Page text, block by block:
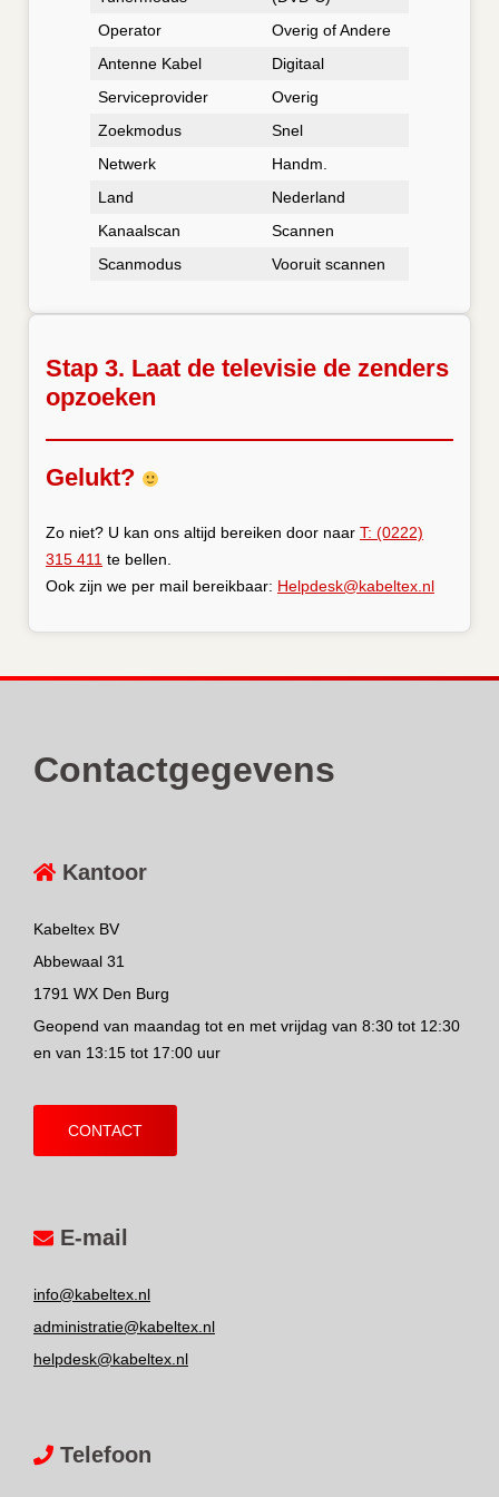
Operator
Overig of Andere
Antenne Kabel
Digitaal
Serviceprovider
Overig
Zoekmodus
Snel
Netwerk
Handm.
Land
Nederland
Kanaalscan
Scannen
Scanmodus
Vooruit scannen
Stap 3. Laat de televisie de zenders
opzoeken
Gelukt?
Zo niet? U kan ons altijd bereiken door naar T: (0222)
315 411 te bellen.
Ook zijn we per mail bereikbaar: Helpdesk@kabeltex.nl
Contactgegevens
Kantoor
Kabeltex BV
Abbewaal 31
1791 WX Den Burg
Geopend van maandag tot en met vrijdag van 8:30 tot 12:30
en van 13:15 tot 17:00 uur
CONTACT
E-mail
info@kabeltex.nl
administratie@kabeltex.nl
helpdesk@kabeltex.nl
Telefoon